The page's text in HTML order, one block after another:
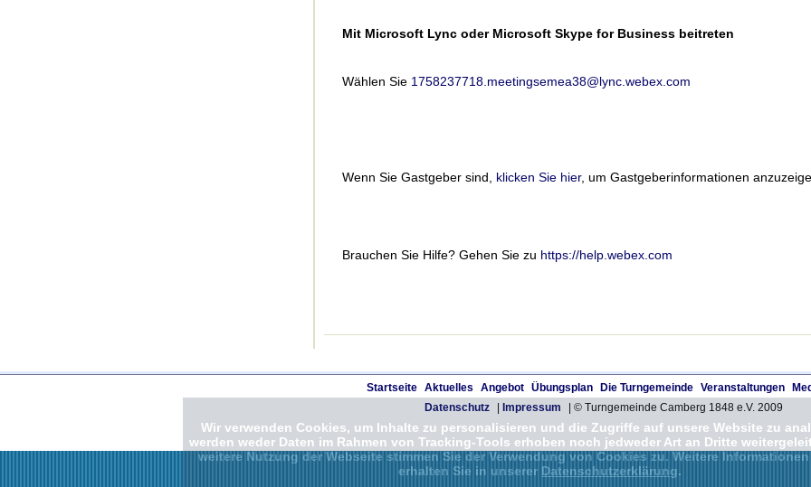
Mit Microsoft Lync oder Microsoft Skype for Business beitreten
Wählen Sie 1758237718.meetingsemea38@lync.webex.com
Wenn Sie Gastgeber sind, klicken Sie hier, um Gastgeberinformationen
Brauchen Sie Hilfe? Gehen Sie zu https://help.webex.com
Startseite Aktuelles Angebot Übungsplan Die Turngemeinde Veranstaltungen
Datenschutz
Impressum | © Turngemeinde Camberg 1848 e.V. 2009
Wir verwenden Cookies, um Inhalte zu personalisieren und die Zugriffe auf unsere Website zu
werden weder Daten im Rahmen von Tracking-Tools erhoben noch jedweder Art an Dritte
weitere Nutzung der Webseite stimmen Sie der Verwendung von Cookies zu. Weitere
erhalten Sie in unserer Datenschutzerklärung.